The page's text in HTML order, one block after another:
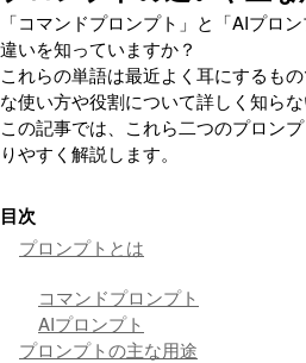
「コマンドプロンプト」と「AIプロ
違いを知っていますか？
これらの単語は最近よく耳にするも
な使い方や役割について詳しく知らな
この記事では、これら二つのプロン
りやすく解説します。
目次
プロンプトとは
コマンドプロンプト
AIプロンプト
プロンプトの主な用途